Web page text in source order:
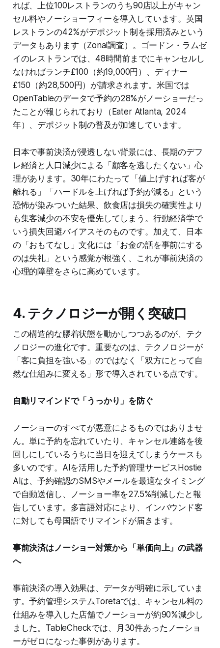
れば、上位100レストランのうち90店以上がキャン
セル料やノーショーフィーを導入しています。英国
レストランの42%がデポジット制を採用済みという
データもあります（Zonal調査）。ゴードン・ラムゼ
イのレストランでは、48時間前までにキャンセルし
なければランチ£100（約19,000円）、ディナー
£150（約28,500円）が請求されます。米国では
OpenTableのデータで予約の28%がノーショーだっ
たことが報じられており（Eater Atlanta, 2024
年）、デポジット制の普及が加速しています。
日本で事前決済が浸透しない背景には、長期のデフ
レ経済と人口減少による「顧客を逃したくない」心
理があります。30年にわたって「値上げすれば客が
離れる」「ハードルを上げれば予約が減る」という
恐怖が染みついた結果、飲食店は損失の確実性より
も集客減少の不安を優先してしまう。行動経済学で
いう損失回避バイアスそのものです。加えて、日本
の「おもてなし」文化には「お金の話を事前にする
のは失礼」という感覚が根強く、これが事前決済の
心理的障壁をさらに高めています。
4. テクノロジーが開く突破口
この構造的な膠着状態を動かしつつあるのが、テク
ノロジーの進化です。重要なのは、テクノロジーが
「客に負担を強いる」のではなく「双方にとって自
然な仕組みに変える」形で導入されている点です。
自動リマインドで「うっかり」を防ぐ
ノーショーのすべてが悪意によるものではありませ
ん。単に予約を忘れていたり、キャンセル連絡を後
回しにしているうちに当日を迎えてしまうケースも
多いのです。AIを活用した予約管理サービスHostie
AIは、予約確認のSMSやメールを最適なタイミング
で自動送信し、ノーショー率を27.5%削減したと報
告しています。多言語対応により、インバウンド客
に対しても母国語でリマインドが届きます。
事前決済はノーショー対策から「単価向上」の武器
へ
事前決済の導入効果は、データが明確に示していま
す。予約管理システムToretaでは、キャンセル料の
仕組みを導入した店舗でノーショーが約90%減少し
ました。TableCheckでは、月30件あったノーショ
ーがゼロになった事例があります。